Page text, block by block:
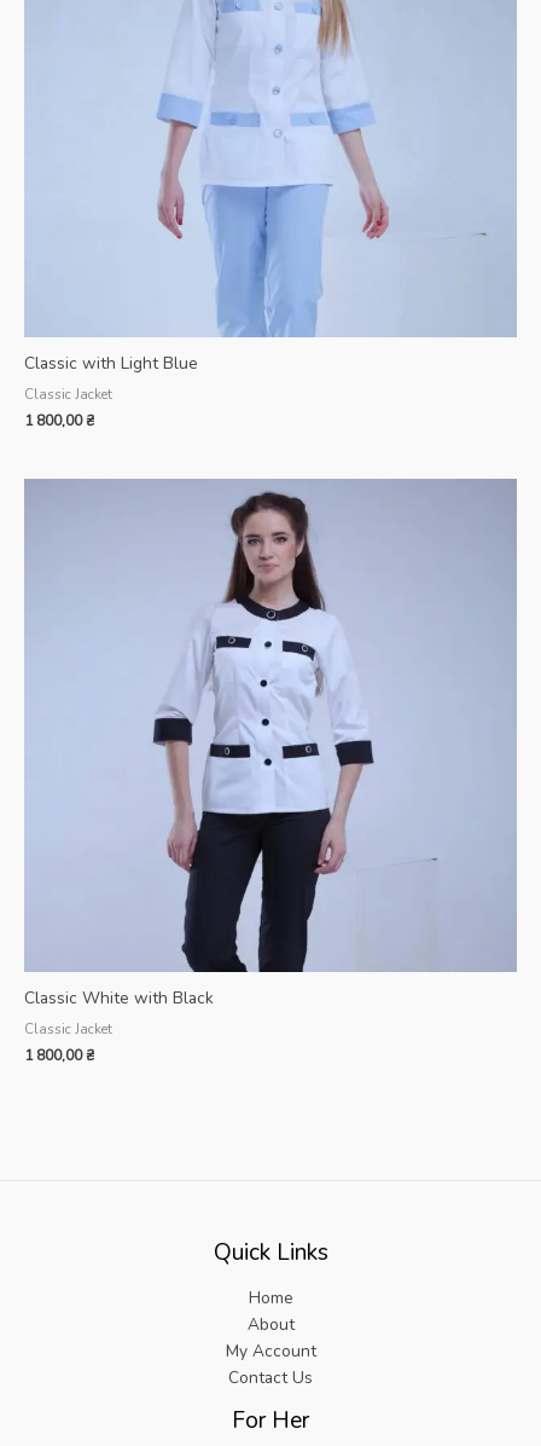
Classic with Light Blue
Classic Jacket
1 800,00₴
Classic White with Black
Classic Jacket
1 800,00₴
Quick Links
Home
About
My Account
Contact Us
For Her